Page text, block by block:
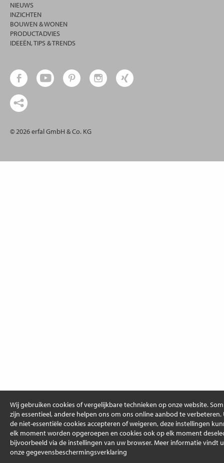
Wij gebruiken cookies of vergelijkbare technieken op onze website.
zijn essentieel, andere helpen ons om ons online aanbod te verbeteren.
de niet-essentiële cookies accepteren of weigeren, deze instellingen
elk moment worden opgeroepen en cookies ook op elk moment
bijvoorbeeld via de instellingen van uw browser. Meer informatie vindt
onze gegevensbeschermingsverklaring
NIEUWS
INZICHTEN
BOUWEN & WONEN
PRODUCTADVIES
IDEEËN, TIPS & TRENDS
© 2026 erfal GmbH & Co. KG